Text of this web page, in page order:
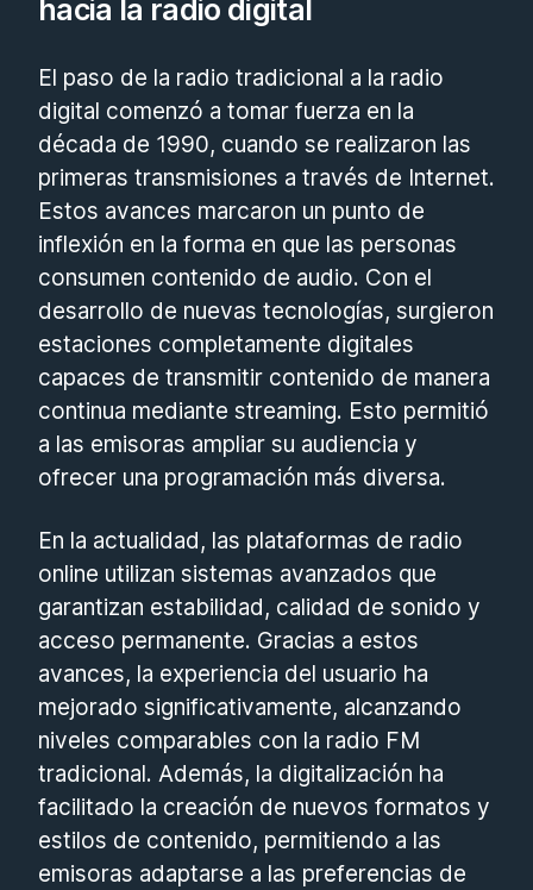
hacia la radio digital
El paso de la radio tradicional a la radio
digital comenzó a tomar fuerza en la
década de 1990, cuando se realizaron las
primeras transmisiones a través de Internet.
Estos avances marcaron un punto de
inflexión en la forma en que las personas
consumen contenido de audio. Con el
desarrollo de nuevas tecnologías, surgieron
estaciones completamente digitales
capaces de transmitir contenido de manera
continua mediante streaming. Esto permitió
a las emisoras ampliar su audiencia y
ofrecer una programación más diversa.
En la actualidad, las plataformas de radio
online utilizan sistemas avanzados que
garantizan estabilidad, calidad de sonido y
acceso permanente. Gracias a estos
avances, la experiencia del usuario ha
mejorado significativamente, alcanzando
niveles comparables con la radio FM
tradicional. Además, la digitalización ha
facilitado la creación de nuevos formatos y
estilos de contenido, permitiendo a las
emisoras adaptarse a las preferencias de